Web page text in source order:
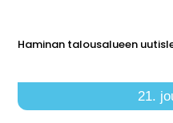
Haminan talousalueen
21.